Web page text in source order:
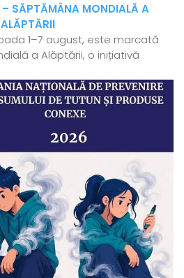
SĂPTĂMÂNA MONDIALĂ A
ALĂPTĂRII
1–7 august, este marcată
a Alăptării, o inițiativă